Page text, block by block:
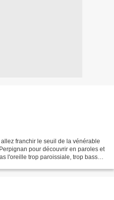
franchir le seuil de la vénérable
pour découvrir en paroles et
l'oreille trop paroissiale, trop basse;